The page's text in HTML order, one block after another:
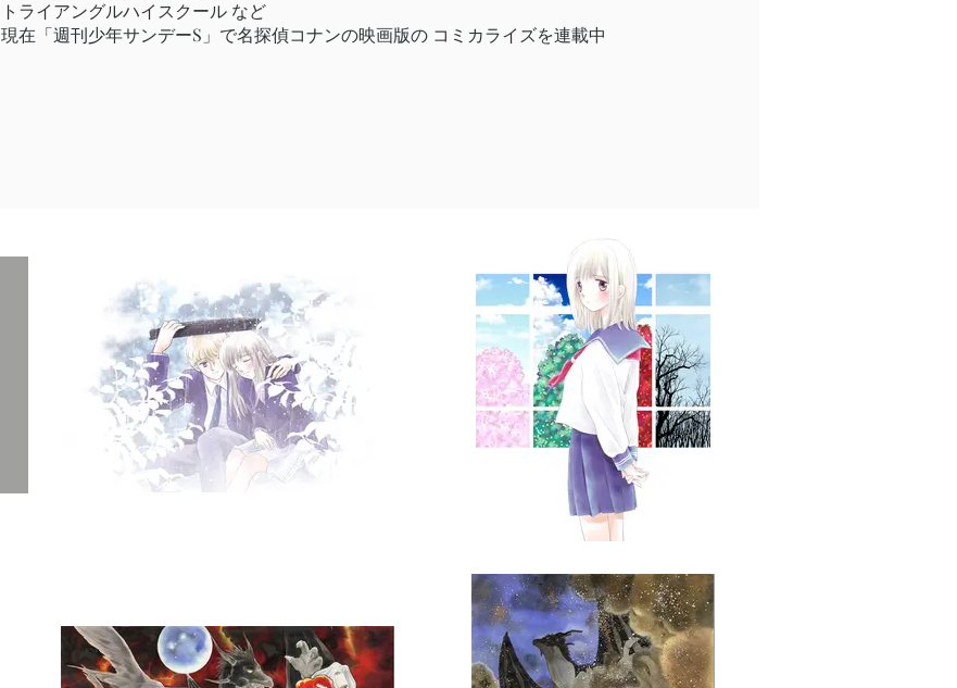
トライアングルハイスクール など
現在「週刊少年サンデーS」で名探偵コナンの映画版の コミカライズを連載中